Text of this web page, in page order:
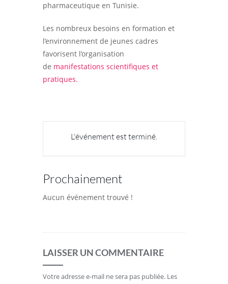
pharmaceutique en Tunisie.
Les nombreux besoins en formation et
l’environnement de jeunes cadres
favorisent l’organisation
de manifestations scientifiques et
pratiques.
L'événement est terminé.
Prochainement
Aucun événement trouvé !
LAISSER UN COMMENTAIRE
Votre adresse e-mail ne sera pas publiée. Les